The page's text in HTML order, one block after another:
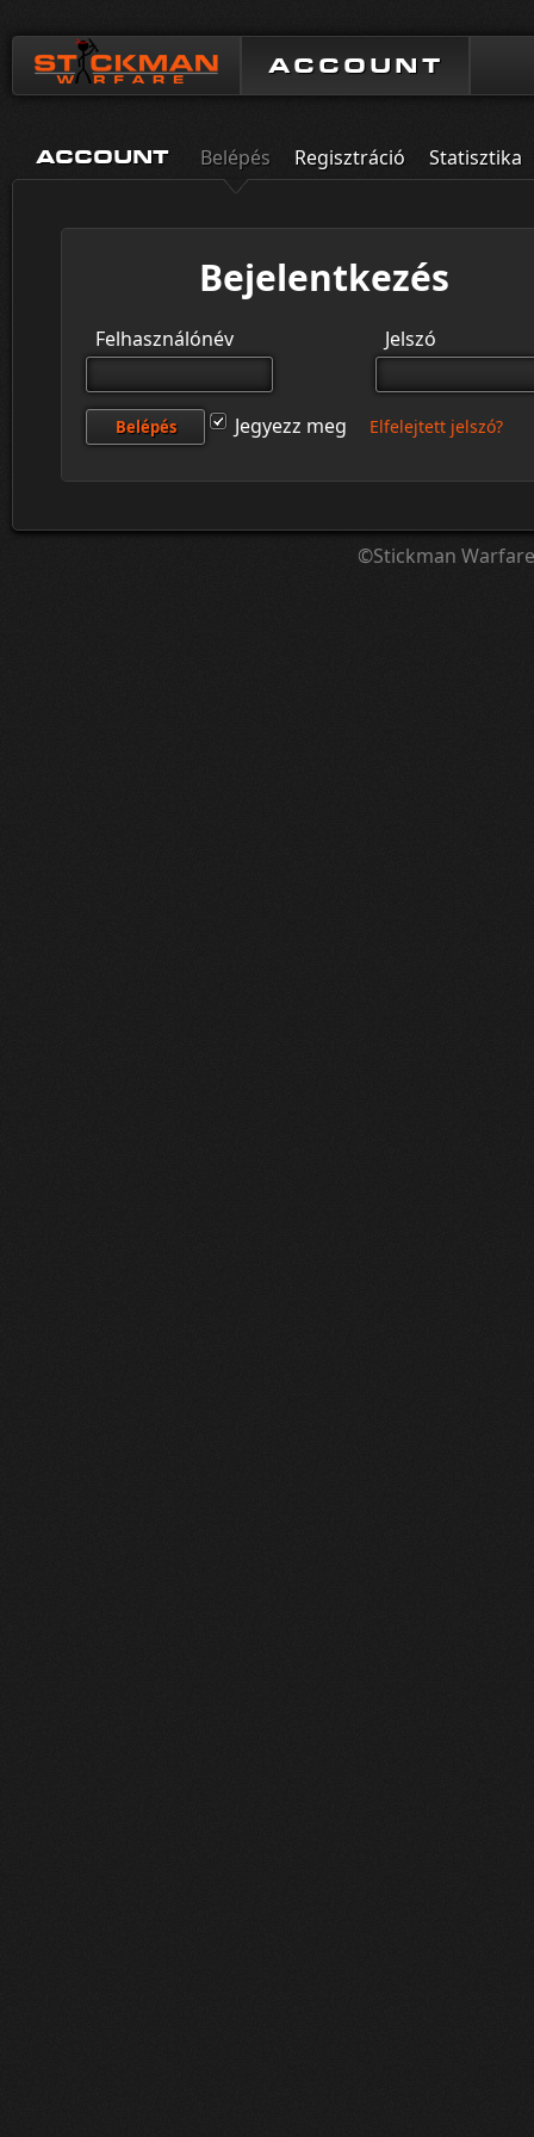
ACCOUNT
ACCOUNT Belépés Regisztráció Statisztika
Bejelentkezés
Felhasználónév Jelszó
Jegyezz meg Elfelejtett jelszó?
©Stickman Warfare